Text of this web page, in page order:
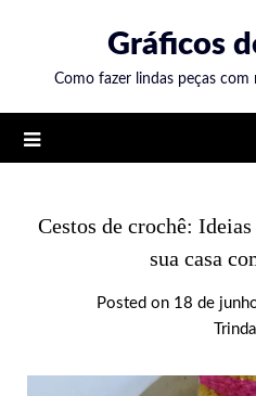
content
Gráficos
Como fazer lindas peças com
Cestos de crochê:
sua casa
Posted on 18 de